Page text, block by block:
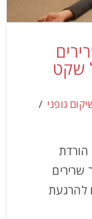
גופני
דקות של הורדת
להרגעת